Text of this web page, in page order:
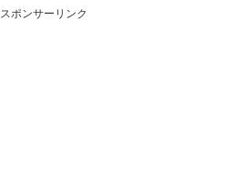
スポンサーリンク